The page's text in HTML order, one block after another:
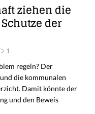
ziehen die
der
1
regeln? Der
die kommunalen
Damit könnte der
und den Beweis